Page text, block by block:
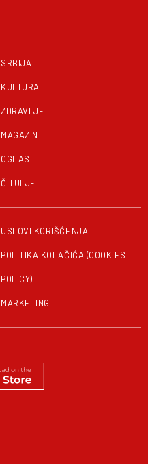
SRBIJA
KULTURA
ZDRAVLJE
MAGAZIN
OGLASI
ČITULJE
USLOVI KORIŠĆENJA
POLITIKA KOLAČIĆA (COOKIES
POLICY)
MARKETING